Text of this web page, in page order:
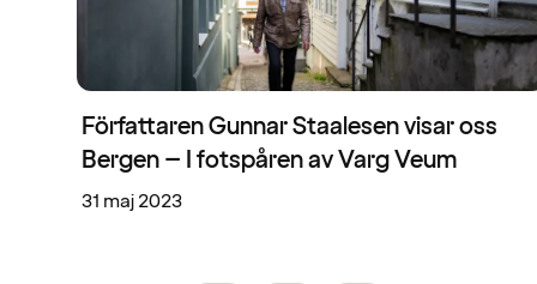
Författaren Gunnar Staalesen visar oss
Bergen – I fotspåren av Varg Veum
31 maj 2023